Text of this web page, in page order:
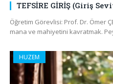
TEFSİRE GİRİŞ (Giriş
Öğretim Görevlisi: Prof. Dr. Ömer
mana ve mahiyetini kavratmak.
HUZEM